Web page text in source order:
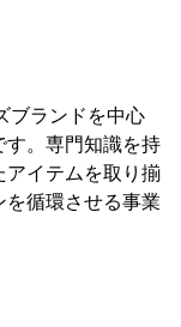
ブランドを中心
す。専門知識を持
アイテムを取り揃
を循環させる事業